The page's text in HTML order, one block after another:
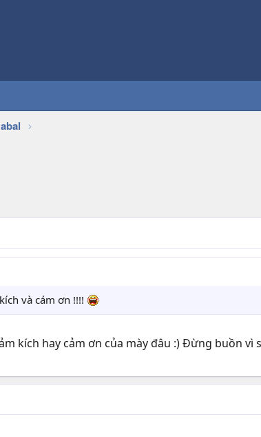
và cám ơn !!!!
kích hay cảm ơn của mày đâu :) Đừng buồn